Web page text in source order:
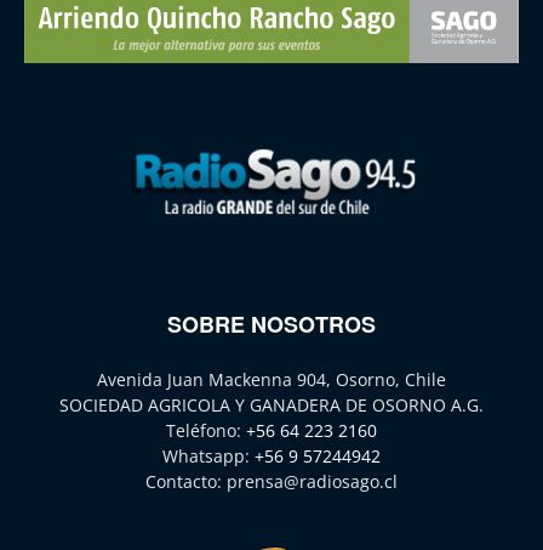
SOBRE NOSOTROS
Avenida Juan Mackenna 904, Osorno, Chile
SOCIEDAD AGRICOLA Y GANADERA DE OSORNO A.G.
Teléfono: +56 64 223 2160
Whatsapp: +56 9 57244942
Contacto: prensa@radiosago.cl